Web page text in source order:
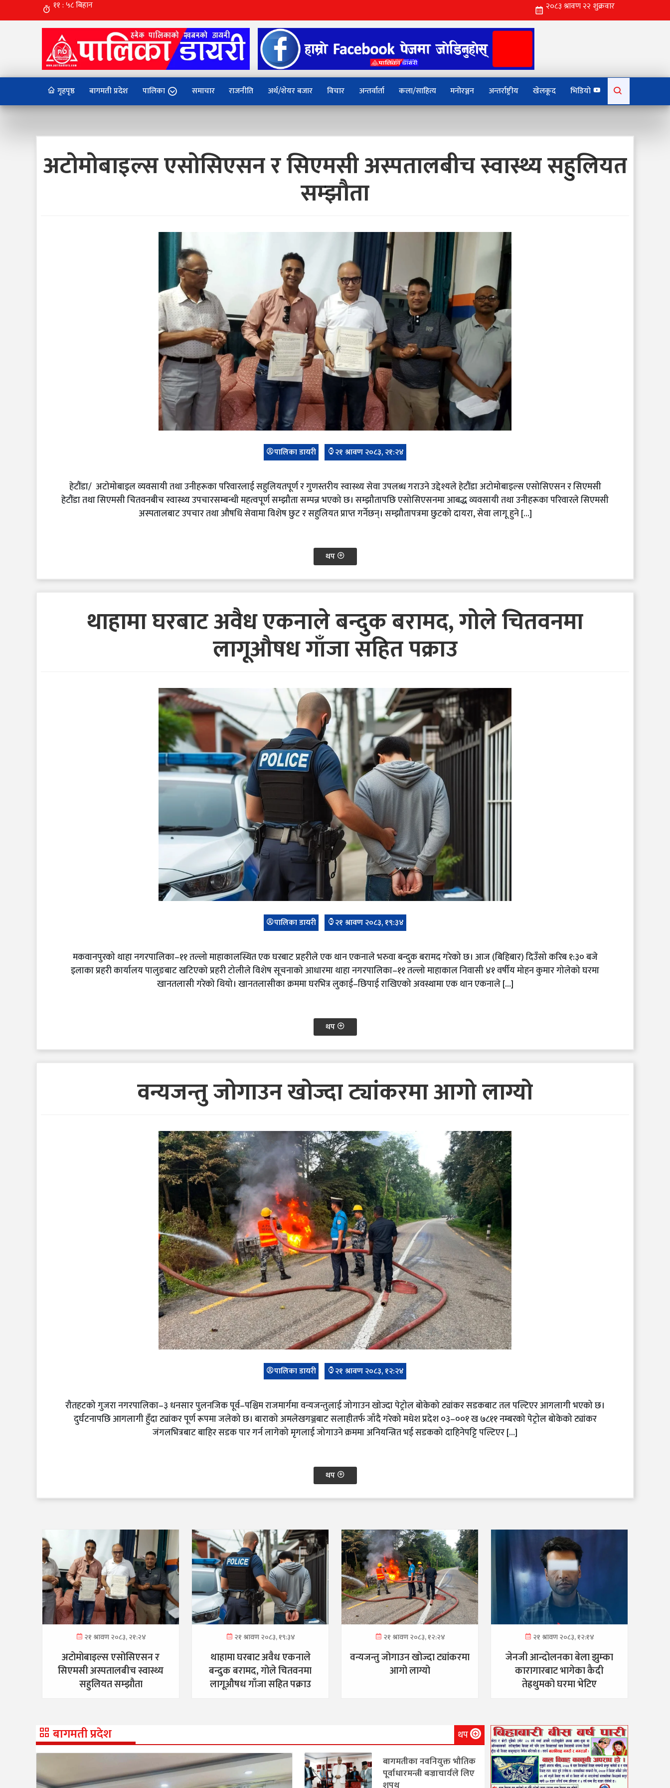
गृहपृष्ठ बागमती प्रदेश पालिका समाचार राजनीति अर्थ/शेयर बजार विचार अन्तर्वार्ता कला/साहित्य मनोरञ्जन अन्तर्राष्ट्रीय खेलकूद भिडियो
for:
अटोमोबाइल्स एसोसिएसन र सिएमसी अस्पतालबीच स्वास्थ्य सहुलियत
सम्झौता
पालिका डायरी २१ श्रावण २०८३, २१:२४
हेटौंडा/ अटोमोबाइल व्यवसायी तथा उनीहरूका परिवारलाई सहुलियतपूर्ण र गुणस्तरीय स्वास्थ्य सेवा उपलब्ध गराउने उद्देश्यले हेटौंडा अटोमोबाइल्स एसोसिएसन र सिएमसी
हेटौंडा तथा सिएमसी चितवनबीच स्वास्थ्य उपचारसम्बन्धी महत्वपूर्ण सम्झौता सम्पन्न भएको छ। सम्झौतापछि एसोसिएसनमा आबद्ध व्यवसायी तथा उनीहरूका परिवारले सिएमसी
अस्पतालबाट उपचार तथा औषधि सेवामा विशेष छुट र सहुलियत प्राप्त गर्नेछन्। सम्झौतापत्रमा छुटको दायरा, सेवा लागू हुने […]
थप
थाहामा घरबाट अवैध एकनाले बन्दुक बरामद, गोले चितवनमा
लागूऔषध गाँजा सहित पक्राउ
पालिका डायरी २१ श्रावण २०८३, १९:३४
मकवानपुरको थाहा नगरपालिका–११ तल्लो माहाकालस्थित एक घरबाट प्रहरीले एक थान एकनाले भरुवा बन्दुक बरामद गरेको छ। आज (बिहिबार) दिउँसो करिब १:३० बजे
इलाका प्रहरी कार्यालय पालुङबाट खटिएको प्रहरी टोलीले विशेष सूचनाको आधारमा थाहा नगरपालिका–११ तल्लो माहाकाल निवासी ४१ वर्षीय मोहन कुमार गोलेको घरमा
खानतलासी गरेको थियो। खानतलासीका क्रममा घरभित्र लुकाई–छिपाई राखिएको अवस्थामा एक थान एकनाले […]
थप
वन्यजन्तु जोगाउन खोज्दा ट्यांकरमा आगो लाग्यो
पालिका डायरी २१ श्रावण २०८३, १२:२४
रौतहटको गुजरा नगरपालिका–३ धनसार पुलनजिक पूर्व–पश्चिम राजमार्गमा वन्यजन्तुलाई जोगाउन खोज्दा पेट्रोल बोकेको ट्यांकर सडकबाट तल पल्टिएर आगलागी भएको छ।
दुर्घटनापछि आगलागी हुँदा ट्यांकर पूर्ण रूपमा जलेको छ। बाराको अमलेखगञ्जबाट सलाहीतर्फ जाँदै गरेको मधेश प्रदेश ०३–००१ ख ७८११ नम्बरको पेट्रोल बोकेको ट्यांकर
जंगलभित्रबाट बाहिर सडक पार गर्न लागेको मृगलाई जोगाउने क्रममा अनियन्त्रित भई सडकको दाहिनेपट्टि पल्टिएर […]
थप
२१ श्रावण २०८३, २१:२४
अटोमोबाइल्स एसोसिएसन र
सिएमसी अस्पतालबीच स्वास्थ्य
सहुलियत सम्झौता
२१ श्रावण २०८३, १९:३४
थाहामा घरबाट अवैध एकनाले
बन्दुक बरामद, गोले चितवनमा
लागूऔषध गाँजा सहित पक्राउ
२१ श्रावण २०८३, १२:२४
वन्यजन्तु जोगाउन खोज्दा ट्यांकरमा
आगो लाग्यो
२१ श्रावण २०८३, १२:१४
जेनजी आन्दोलनका बेला झुम्का
कारागारबाट भागेका कैदी
तेह्रथुमको घरमा भेटिए
बागमती प्रदेश थप
बागमतीका नवनियुक्त भौतिक
पूर्वाधारमन्त्री बज्राचार्यले लिए